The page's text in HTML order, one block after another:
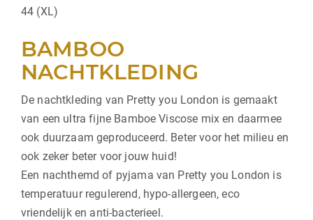
44 (XL)
BAMBOO
NACHTKLEDING
De nachtkleding van Pretty you London is gemaakt
van een ultra fijne Bamboe Viscose mix en daarmee
ook duurzaam geproduceerd. Beter voor het milieu en
ook zeker beter voor jouw huid!
Een nachthemd of pyjama van Pretty you London is
temperatuur regulerend, hypo-allergeen, eco
vriendelijk en anti-bacterieel.